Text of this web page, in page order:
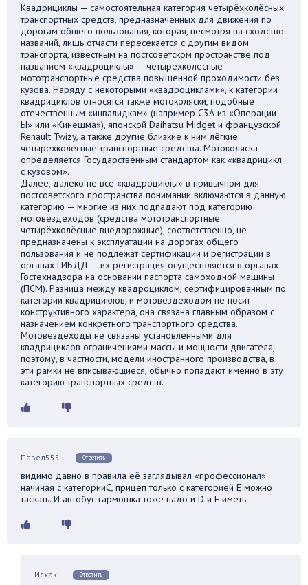
Квадрициклы — самостоятельная категория четырёхколёсных
транспортных средств, предназначенных для движения по
дорогам общего пользования, которая, несмотря на сходство
названий, лишь отчасти пересекается с другим видом
транспорта, известным на постсоветском пространстве под
названием «квадроциклы» — четырёхколёсные
мототранспортные средства повышенной проходимости без
кузова. Наряду с некоторыми «квадроциклами», к категории
квадрициклов относятся также мотоколяски, подобные
отечественным «инвалидкам» (например С3А из «Операции
Ы» или «Кинешма»), японской Daihatsu Midget и французской
Renault Twizy, а также другие близкие к ним лёгкие
четырёхколёсные транспортные средства. Мотоколяска
определяется Государственным стандартом как «квадрицикл
с кузовом».
Далее, далеко не все «квадроциклы» в привычном для
постсоветского пространства понимании включаются в данную
категорию — многие из них подпадают под категорию
мотовездеходов (средства мототранспортные
четырёхколёсные внедорожные), соответственно, не
предназначены к эксплуатации на дорогах общего
пользования и не подлежат сертификации и регистрации в
органах ГИБДД — их регистрация осуществляется в органах
Гостехнадзора на основании паспорта самоходной машины
(ПСМ). Разница между квадроциклом, сертифицированным по
категории квадрициклов, и мотовездеходом не носит
конструктивного характера, она связана главным образом с
назначением конкретного транспортного средства.
Мотовездеходы не связаны установленными для
квадрициклов ограничениями массы и мощности двигателя,
поэтому, в частности, модели иностранного производства, в
эти рамки не вписывающиеся, обычно попадают именно в эту
категорию транспортных средств.
Павел555 Ответить
видимо давно в правила её заглядывал «профессионал»
начиная с категорииC, прицеп только с категорией E можно
таскать. И автобус гармошка тоже надо и D и Е иметь
Исхак Ответить